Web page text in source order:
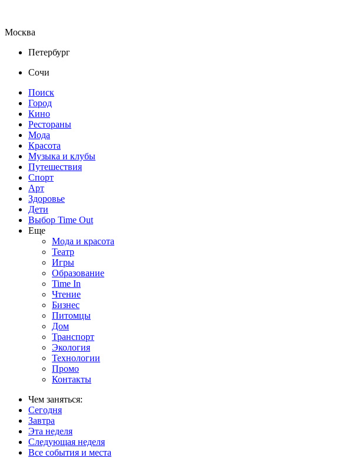
Москва
Петербург
Сочи
Поиск
Город
Кино
Рестораны
Мода
Красота
Музыка и клубы
Путешествия
Спорт
Арт
Здоровье
Дети
Выбор Time Out
Еще
Мода и красота
Театр
Игры
Образование
Time In
Чтение
Бизнес
Питомцы
Дом
Транспорт
Экология
Технологии
Промо
Контакты
Чем заняться:
Сегодня
Завтра
Эта неделя
Следующая неделя
Все события и места